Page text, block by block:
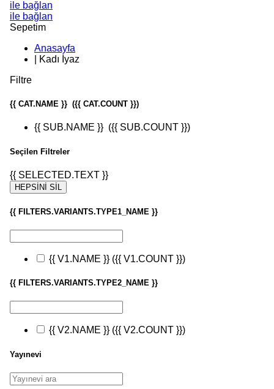
ile bağlan
ile bağlan
Sepetim
Anasayfa
Kadı İyaz
Filtre
{{ CAT.NAME }} ({{ CAT.COUNT }})
{{ SUB.NAME }} ({{ SUB.COUNT }})
Seçilen Filtreler
{{ SELECTED.TEXT }}
HEPSİNİ SİL
{{ FILTERS.VARIANTS.TYPE1_NAME }}
{{ V1.NAME }} ({{ V1.COUNT }})
{{ FILTERS.VARIANTS.TYPE2_NAME }}
{{ V2.NAME }} ({{ V2.COUNT }})
Yayınevi